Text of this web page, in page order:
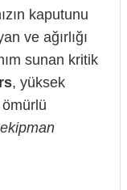
kaputunu
ve ağırlığı
sunan kritik
, yüksek